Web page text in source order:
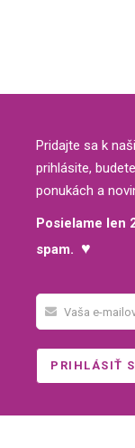
Pridajte sa k
prihlásite,
ponukách a
Posielame len
spam. ♥